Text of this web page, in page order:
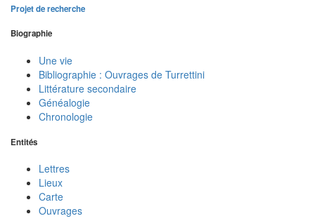
Projet de recherche
Biographie
Une vie
Bibliographie : Ouvrages de Turrettini
Littérature secondaire
Généalogie
Chronologie
Entités
Lettres
Lieux
Carte
Ouvrages